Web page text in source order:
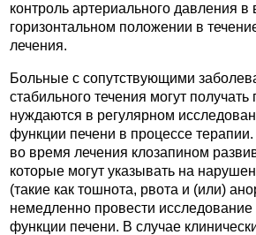
контроль артериального давления в
горизонтальном положении в
лечения.
Больные с сопутствующими
стабильного течения могут получать
нуждаются в регулярном
функции печени в процессе
во время лечения клозапином
которые могут указывать на
(такие как тошнота, рвота и (или)
немедленно провести исследование
функции печени. В случае